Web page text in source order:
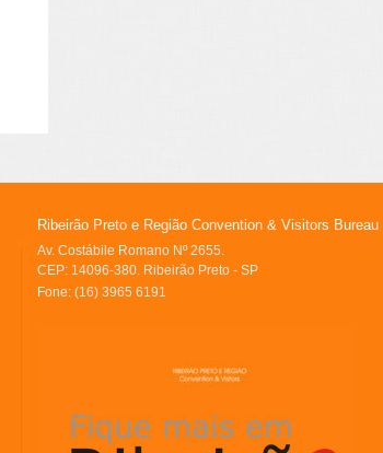
Ribeirão Preto e Região Convention & Visitors Bureau
Av. Costábile Romano Nº 2655.
CEP: 14096-380. Ribeirão Preto - SP
Fone: (16) 3965 6191